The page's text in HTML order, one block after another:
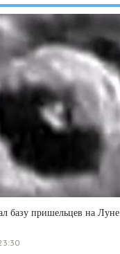
базу пришельцев на Луне